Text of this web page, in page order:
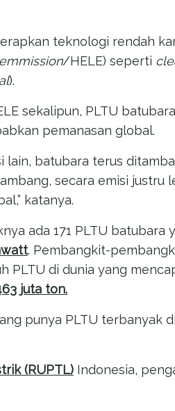
teknologi rendah
/HELE) seperti
).
sekalipun, PLTU
pemanasan global.
lain, batubara terus
secara emisi justru
katanya.
ada 171 PLTU batubara
. Pembangkit-
PLTU di dunia yang
juta ton.
punya PLTU terbanyak
(RUPTL) Indonesia,